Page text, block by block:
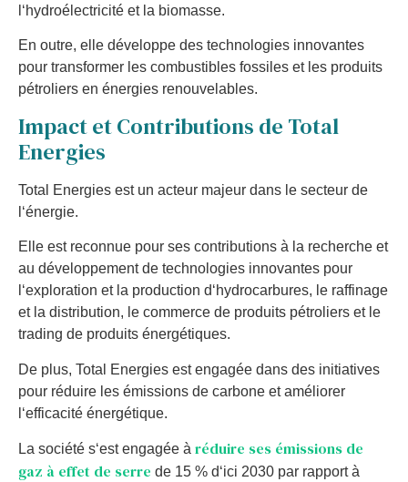
‘hydroé lectricité etla biomasse.
En outre, el le dével oppe des technologies innovantes
pour transformer les combustibles fossiles etles produits
pétrol iers en énergies renouvel ables.
ImpactetContributions de Total
Energies
Total Energies estun acteur majeur dans le secteur de
‘énergie.
El le estreconnue pour ses contributions à la recherche et
au dével oppementde technologies innovantes pour
‘expl oration etla production d‘hydrocarbures, le raffinage
etla distribution, le commerce de produits pétrol iers etle
trading de produits énergétiques.
De plus, Total Energies estengagée dans des initiatives
pour réduire les émissions de carbone etamé liorer
‘efficacité énergétique.
La société s‘estengagée à réduire ses émissions de
gaz à effet de serre de 15 % d‘ici 2030 par rapportà